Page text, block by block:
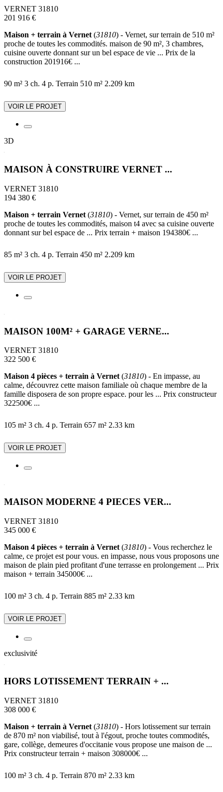
VERNET 31810
201 916 €
Maison + terrain à Vernet (31810) - Vernet, sur terrain de 510 m²
proche de toutes les commodités. maison de 90 m², 3 chambres,
cuisine ouverte donnant sur un bel espace de vie ... Prix de la
construction 201916€ ...
90 m² 3 ch. 4 p. Terrain 510 m² 2.209 km
VOIR LE PROJET
3D
MAISON À CONSTRUIRE VERNET ...
VERNET 31810
194 380 €
Maison + terrain Vernet (31810) - Vernet, sur terrain de 450 m²
proche de toutes les commodités, maison t4 avec sa cuisine ouverte
donnant sur bel espace de ... Prix terrain + maison 194380€ ...
85 m² 3 ch. 4 p. Terrain 450 m² 2.209 km
VOIR LE PROJET
MAISON 100M² + GARAGE VERNE...
VERNET 31810
322 500 €
Maison 4 pièces + terrain à Vernet (31810) - En impasse, au
calme, découvrez cette maison familiale où chaque membre de la
famille disposera de son propre espace. pour les ... Prix constructeur
322500€ ...
105 m² 3 ch. 4 p. Terrain 657 m² 2.33 km
VOIR LE PROJET
MAISON MODERNE 4 PIECES VER...
VERNET 31810
345 000 €
Maison 4 pièces + terrain à Vernet (31810) - Vous recherchez le
calme, ce projet est pour vous. en impasse, nous vous proposons une
maison de plain pied profitant d'une terrasse en prolongement ... Prix
maison + terrain 345000€ ...
100 m² 3 ch. 4 p. Terrain 885 m² 2.33 km
VOIR LE PROJET
exclusivité
HORS LOTISSEMENT TERRAIN + ...
VERNET 31810
308 000 €
Maison + terrain à Vernet (31810) - Hors lotissement sur terrain
de 870 m² non viabilisé, tout à l'égout, proche toutes commodités,
gare, collège, demeures d'occitanie vous propose une maison de ...
Prix constructeur terrain + maison 308000€ ...
100 m² 3 ch. 4 p. Terrain 870 m² 2.33 km